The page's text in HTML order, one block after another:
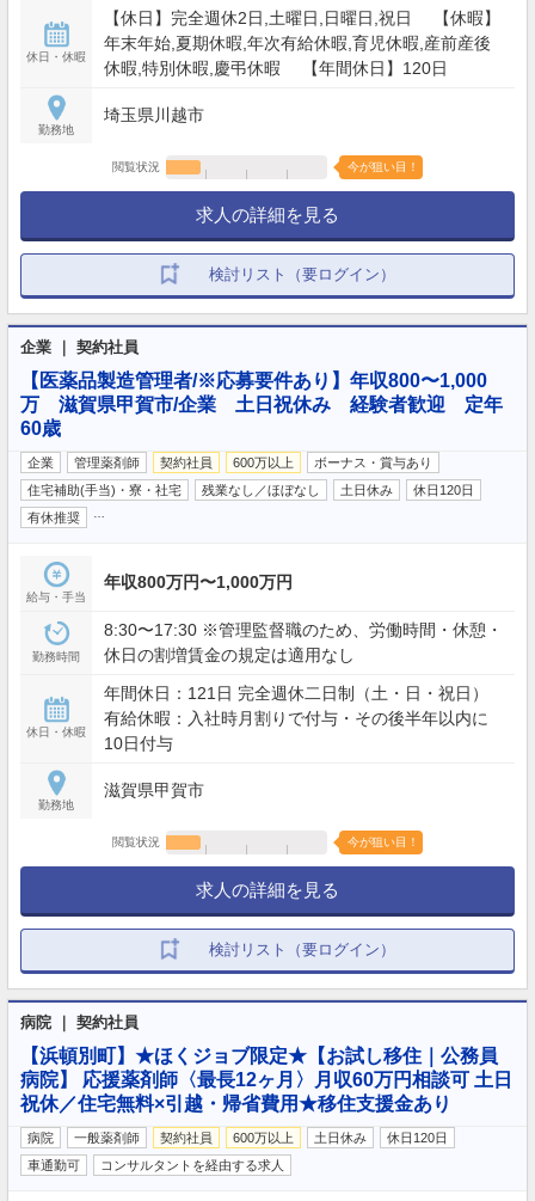
休日・休暇
【休日】完全週休2日,土曜日,日曜日,祝日 【休暇】
年末年始,夏期休暇,年次有給休暇,育児休暇,産前産後
休暇,特別休暇,慶弔休暇 【年間休日】120日
勤務地
埼玉県川越市
閲覧状況 今が狙い目！
求人の詳細を見る
検討リスト（要ログイン）
企業 ｜ 契約社員
【医薬品製造管理者/※応募要件あり】年収800〜1,000
万 滋賀県甲賀市/企業 土日祝休み 経験者歓迎 定年
60歳
企業 管理薬剤師 契約社員 600万以上
ボーナス・賞与あり
住宅補助(手当)・寮・社宅
残業なし／ほぼなし 土日休み
休日120日
有休推奨
給与・手当
年収800万円〜1,000万円
勤務時間
8:30〜17:30 ※管理監督職のため、労働時間・休憩・
休日の割増賃金の規定は適用なし
休日・休暇
年間休日：121日 完全週休二日制（土・日・祝日）
有給休暇：入社時月割りで付与・その後半年以内に
10日付与
勤務地
滋賀県甲賀市
閲覧状況 今が狙い目！
求人の詳細を見る
検討リスト（要ログイン）
病院 ｜ 契約社員
【浜頓別町】★ほくジョブ限定★【お試し移住｜公務員
病院】 応援薬剤師〈最長12ヶ月〉月収60万円相談可 土日
祝休／住宅無料×引越・帰省費用★移住支援金あり
病院 一般薬剤師 契約社員 600万以上 土日休み
休日120日
車通勤可
コンサルタントを経由する求人